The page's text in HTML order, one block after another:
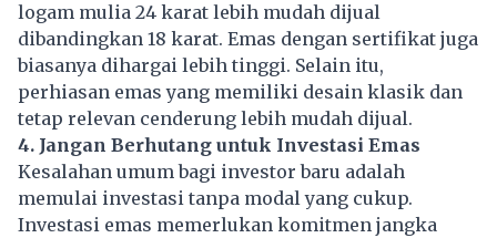
logam mulia 24 karat lebih mudah dijual
dibandingkan 18 karat. Emas dengan sertifikat juga
biasanya dihargai lebih tinggi. Selain itu,
perhiasan emas yang memiliki desain klasik dan
tetap relevan cenderung lebih mudah dijual.
4. Jangan Berhutang untuk Investasi Emas
Kesalahan umum bagi investor baru adalah
memulai investasi tanpa modal yang cukup.
Investasi emas memerlukan komitmen jangka